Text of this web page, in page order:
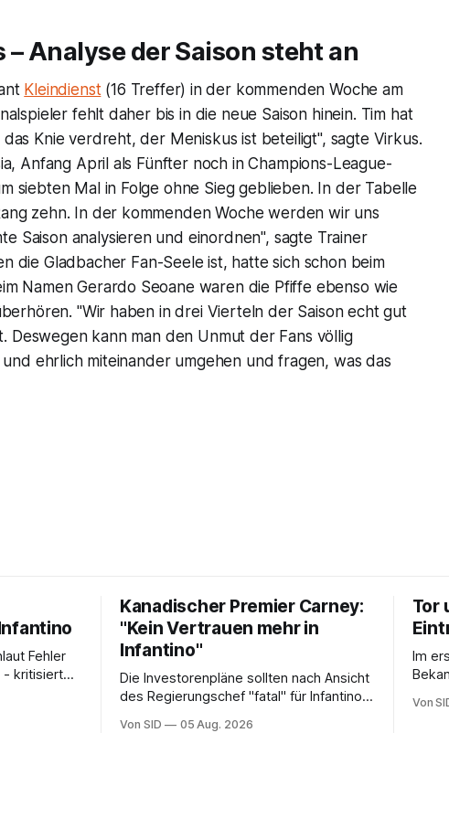
Analyse der Saison steht an
Kleindienst(16 Treffer) in der kommenden Woche am
fehlt daher bis in die neue Saison hinein. Tim hat
Knie verdreht, der Meniskus ist beteiligt", sagte Virkus.
Anfang April als Fünfter noch in Champions-League-
siebten Mal in Folge ohne Sieg geblieben. In der Tabelle
zehn. In der kommenden Woche werden wir uns
Saison analysieren und einordnen", sagte Trainer
die Gladbacher Fan-Seele ist, hatte sich schon beim
Namen Gerardo Seoane waren die Pfiffe ebenso wie
"Wir haben in drei Vierteln der Saison echt gut
kann man den Unmut der Fans völlig
ehrlich miteinander umgehen und fragen, was das
Fehler
- kritisiert
Kanadischer Premier Carney:
"Kein Vertrauen mehr in
Infantino"
Die Investorenpläne sollten nach Ansicht
des Regierungschef "fatal" für Infantinos
Von SID 05 Aug. 2026
Tor
Im
Sieg
Von